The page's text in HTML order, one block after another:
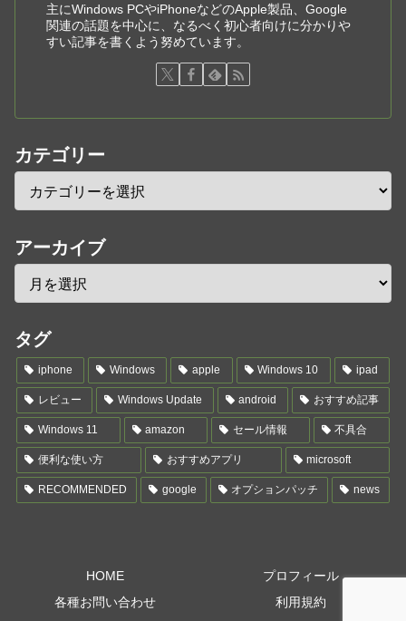
主にWindows PCやiPhoneなどのApple製品、Google
関連の話題を中心に、なるべく初心者向けに分かりや
すい記事を書くよう努めています。
カテゴリー
アーカイブ
タグ
iphone Windows apple Windows 10 ipad
レビュー Windows Update android おすすめ記事
Windows 11 amazon セール情報 不具合
便利な使い方 おすすめアプリ microsoft
RECOMMENDED google オプションパッチ news
HOME
プロフィール
各種お問い合わせ
利用規約